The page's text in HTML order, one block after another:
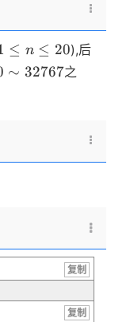
≤ n ≤ 20),后
∼ 32767之
复制
复制